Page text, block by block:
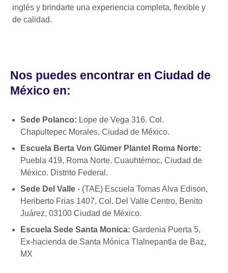
inglés y brindarte una experiencia completa, flexible y
de calidad.
Nos puedes encontrar en Ciudad de
México en:
Sede Polanco: Lope de Vega 316. Col.
Chapultepec Morales, Ciudad de México.
Escuela Berta Von Glümer Plantel Roma Norte:
Puebla 419, Roma Norte. Cuauhtémoc, Ciudad de
México. Distrito Federal.
Sede Del Valle - (TAE) Escuela Tomas Alva Edison,
Heriberto Frias 1407, Col. Del Valle Centro, Benito
Juárez, 03100 Ciudad de México.
Escuela Sede Santa Monica: Gardenia Puerta 5,
Ex-hacienda de Santa Mónica Tlalnepantla de Baz,
MX